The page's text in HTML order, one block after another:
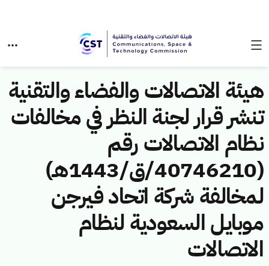
هيئة الاتصالات والفضاء والتقنية
تنشر قرار لجنة النظر في مخالفات
نظام الاتصالات رقم
(40746210/ق/1443هـ)
لمخالفة شركة اتحاد فيرجن
موبايل السعودية لنظام
الاتصالات